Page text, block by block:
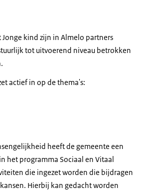
kind zijn in Almelo partners
tot uitvoerend niveau betrokken
actief in op de thema's:
heeft de gemeente een
het programma Sociaal en Vitaal
die ingezet worden die bijdragen
Hierbij kan gedacht worden